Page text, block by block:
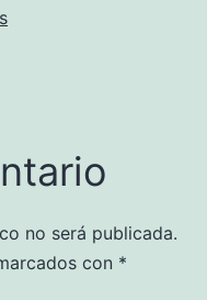
no será publicada.
con *